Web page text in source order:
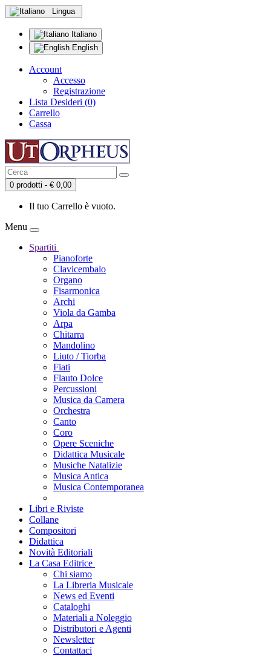
Lingua
Italiano
English
Account
Accesso
Registrazione
Lista Desideri (0)
Carrello
Cassa
0 prodotti - € 0,00
Il tuo Carrello è vuoto.
Menu
Spartiti
Pianoforte
Clavicembalo
Organo
Fisarmonica
Archi
Viola da Gamba
Arpa
Chitarra
Mandolino
Liuto / Tiorba
Fiati
Flauto Dolce
Percussioni
Musica da Camera
Orchestra
Canto
Coro
Opere Sceniche
Didattica Musicale
Musiche Natalizie
Musica Antica
Musica Contemporanea
Libri e Riviste
Collane
Compositori
Didattica
Novità Editoriali
La Casa Editrice
Chi siamo
La Libreria Musicale
News ed Eventi
Cataloghi
Materiali a Noleggio
Distributori e Agenti
Newsletter
Contattaci